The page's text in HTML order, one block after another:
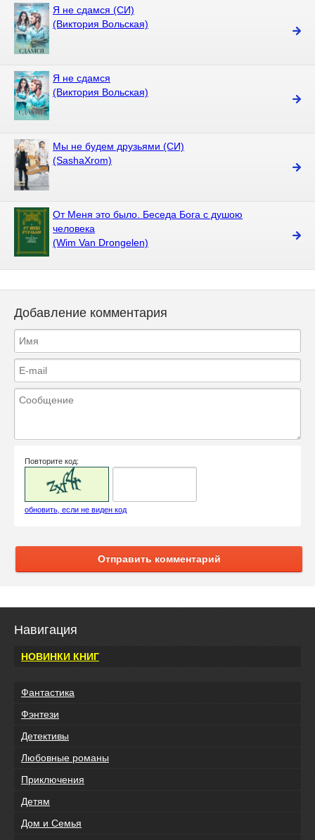
Я не сдамся (СИ)
(Виктория Вольская)
Я не сдамся
(Виктория Вольская)
Мы не будем друзьями (СИ)
(SashaXrom)
От Меня это было. Беседа Бога с душою
человека
(Wim Van Drongelen)
Добавление комментария
Повторите код:
обновить, если не виден код
Отправить комментарий
Навигация
НОВИНКИ КНИГ
Фантастика
Фэнтези
Детективы
Любовные романы
Приключения
Детям
Дом и Семья